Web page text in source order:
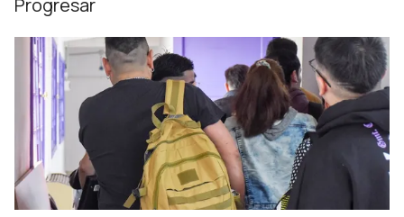
Progresar